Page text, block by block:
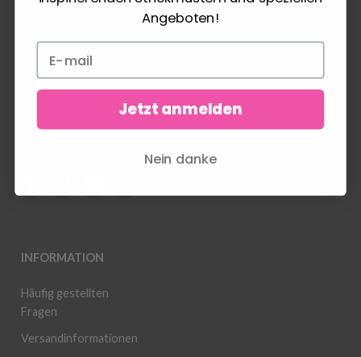
Inspiration für das nächste
kostenloser Muster
wartet darauf, entdeckt zu
Lindehobby-Team wünscht
INFORMATION
Häufig gestellten
Fragen
Versandinformationen
Bestellverlauf
Newsletter
Angeboten!
Jetzt anmelden
Nein danke